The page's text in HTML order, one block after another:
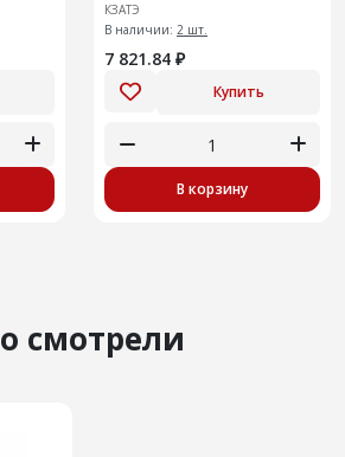
КЗАТЭ
В наличии: 2 шт.
7 821.84 ₽
Купить
В корзину
смотрели